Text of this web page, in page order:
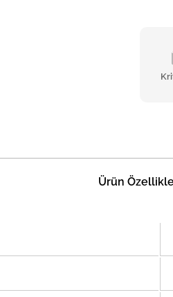
Ürün